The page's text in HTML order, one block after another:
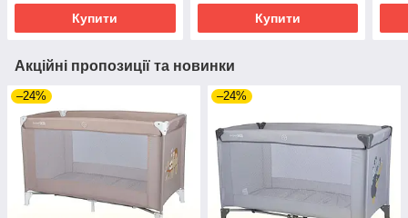
Купити Купити
Акційні пропозиції та новинки
–24% –24%